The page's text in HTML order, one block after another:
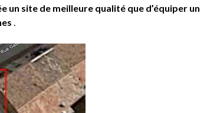
un site de meilleure qualité que d’équiper un